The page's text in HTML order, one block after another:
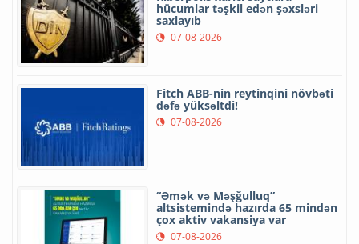
hücumlar təşkil edən şəxsləri
saxlayıb
07-08-2026
Fitch ABB-nin reytinqini növbəti
dəfə yüksəltdi!
07-08-2026
“Əmək və Məşğulluq”
altsistemində hazırda 65 mindən
çox aktiv vakansiya var
07-08-2026